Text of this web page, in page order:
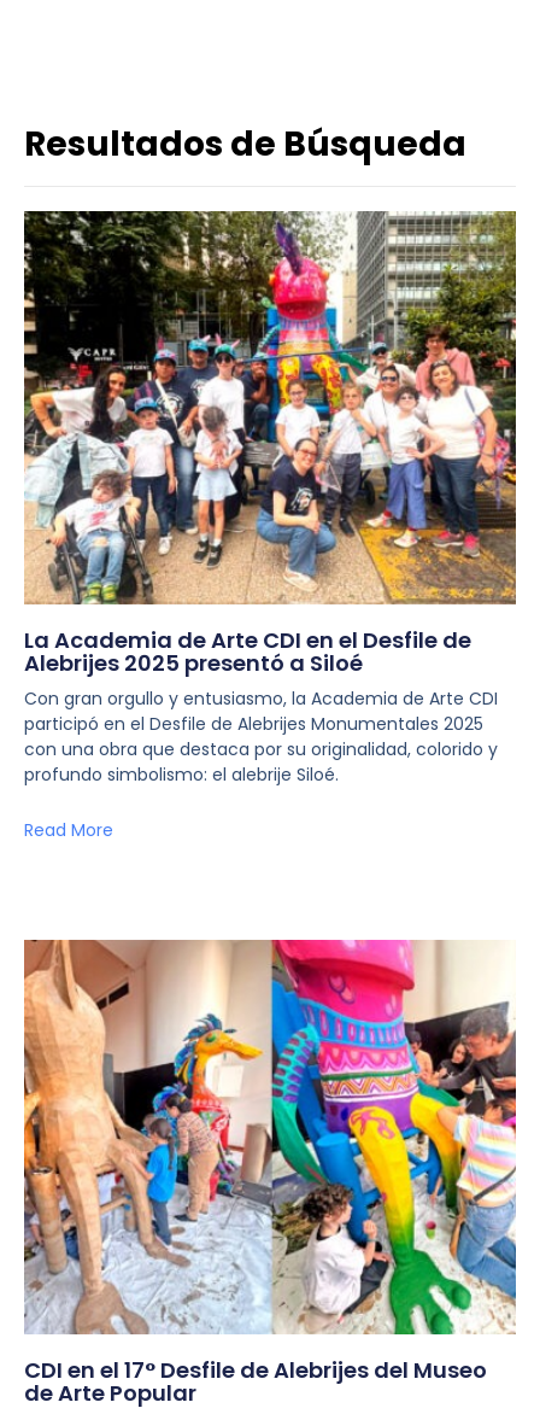
Resultados de Búsqueda
La Academia de Arte CDI en el Desfile de
Alebrijes 2025 presentó a Siloé
Con gran orgullo y entusiasmo, la Academia de Arte CDI
participó en el Desfile de Alebrijes Monumentales 2025
con una obra que destaca por su originalidad, colorido y
profundo simbolismo: el alebrije Siloé.
Read More
CDI en el 17° Desfile de Alebrijes del Museo
de Arte Popular